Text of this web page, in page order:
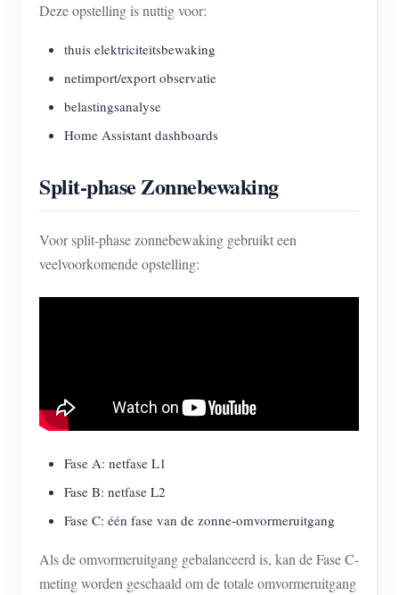
Deze opstelling is nuttig voor:
thuis elektriciteitsbewaking
netimport/export observatie
belastingsanalyse
Home Assistant dashboards
Split-phase Zonnebewaking
Voor split-phase zonnebewaking gebruikt een
veelvoorkomende opstelling:
Fase A: netfase L1
Fase B: netfase L2
Fase C: één fase van de zonne-omvormeruitgang
Als de omvormeruitgang gebalanceerd is, kan de Fase C-
meting worden geschaald om de totale omvormeruitgang